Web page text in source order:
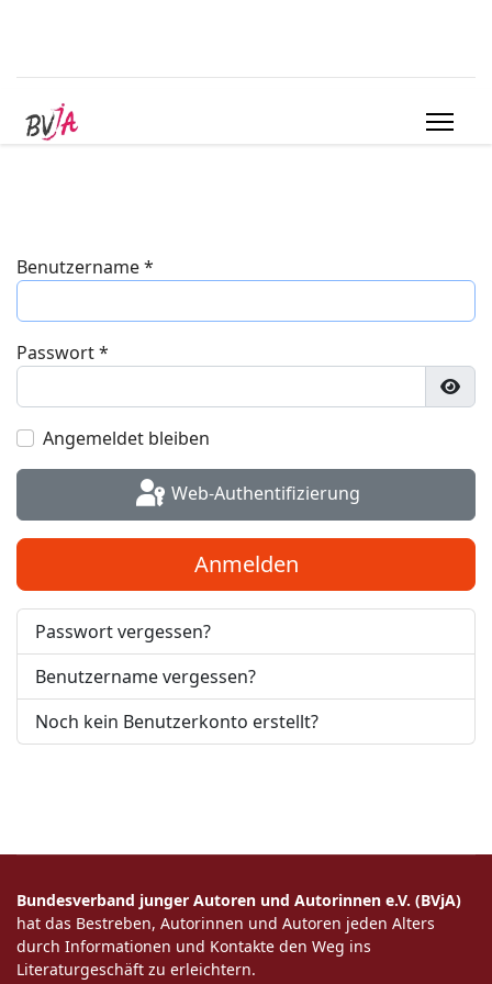
Benutzername*
Passwort*
Angemeldet bleiben
Web-Authentifizierung
Anmelden
Passwort vergessen?
Benutzername vergessen?
Noch kein Benutzerkonto erstellt?
Bundesverband junger Autoren und Autorinnen e.V. (BVjA)
hat das Bestreben, Autorinnen und Autoren jeden Alters
durch Informationen und Kontakte den Weg ins
Literaturgeschäft zu erleichtern.